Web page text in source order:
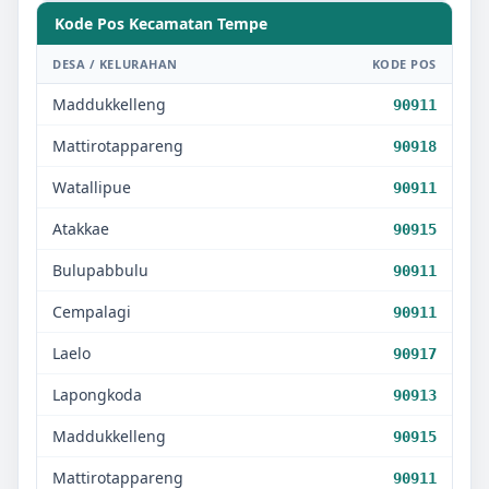
Kode Pos Kecamatan Tempe
DESA / KELURAHAN KODE POS
Maddukkelleng 90911
Mattirotappareng 90918
Watallipue 90911
Atakkae 90915
Bulupabbulu 90911
Cempalagi 90911
Laelo 90917
Lapongkoda 90913
Maddukkelleng 90915
Mattirotappareng 90911